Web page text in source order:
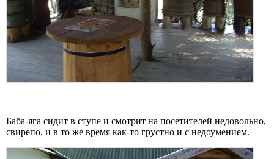
Баба-яга сидит в ступе и смотрит на посетителей недовольно,
свирепо, и в то же время как-то грустно и с недоумением.